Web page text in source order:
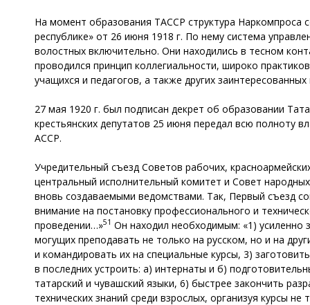
На момент образования ТАССР структура Наркомпроса
республике» от 26 июня 1918 г. По нему система
волостных включительно. Они находились в тесном
проводился принцип коллегиальности, широко
учащихся и педагогов, а также других
27 мая 1920 г. был подписан декрет об образовании
крестьянских депутатов 25 июня передал всю полноту
АССР.
Учредительный съезд Советов рабочих,
центральный исполнительный комитет и Совет
вновь создаваемыми ведомствами. Так, Первый съезд
внимание на постановку профессионального и
проведении…»51 Он находил необходимым: «1) усиленно
могущих преподавать не только на русском, но и на
и командировать их на специальные курсы, 3)
в последних устроить: а) интернаты и б)
татарский и чувашский языки, 6) быстрее закончить
технических знаний среди взрослых, организуя курсы